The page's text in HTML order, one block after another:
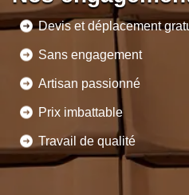
Devis et déplacement
Sans engagement
Artisan passionné
Prix imbattable
Travail de qualité